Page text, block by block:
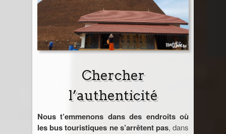
Chercher
l’authenticité
Nous t’emmenons dans des endroits où
les bus touristiques ne s’arrêtent pas, dans